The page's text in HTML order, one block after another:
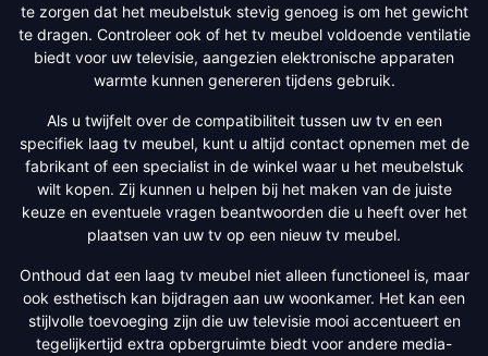
te zorgen dat het meubelstuk stevig genoeg is om het gewicht
te dragen. Controleer ook of het tv meubel voldoende ventilatie
biedt voor uw televisie, aangezien elektronische apparaten
warmte kunnen genereren tijdens gebruik.
Als u twijfelt over de compatibiliteit tussen uw tv en een
specifiek laag tv meubel, kunt u altijd contact opnemen met de
fabrikant of een specialist in de winkel waar u het meubelstuk
wilt kopen. Zij kunnen u helpen bij het maken van de juiste
keuze en eventuele vragen beantwoorden die u heeft over het
plaatsen van uw tv op een nieuw tv meubel.
Onthoud dat een laag tv meubel niet alleen functioneel is, maar
ook esthetisch kan bijdragen aan uw woonkamer. Het kan een
stijlvolle toevoeging zijn die uw televisie mooi accentueert en
tegelijkertijd extra opbergruimte biedt voor andere media-